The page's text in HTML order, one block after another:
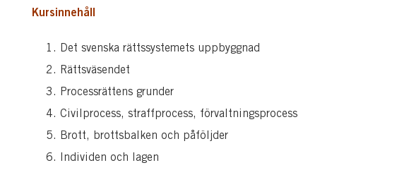
Kursinnehåll
Det svenska rättssystemets uppbyggnad
Rättsväsendet
Processrättens grunder
Civilprocess, straffprocess, förvaltningsprocess
Brott, brottsbalken och påföljder
Individen och lagen